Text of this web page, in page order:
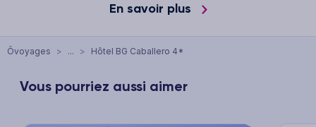
En savoir plus
Ôvoyages > ... > Hôtel BG Caballero 4*
Vous pourriez aussi aimer